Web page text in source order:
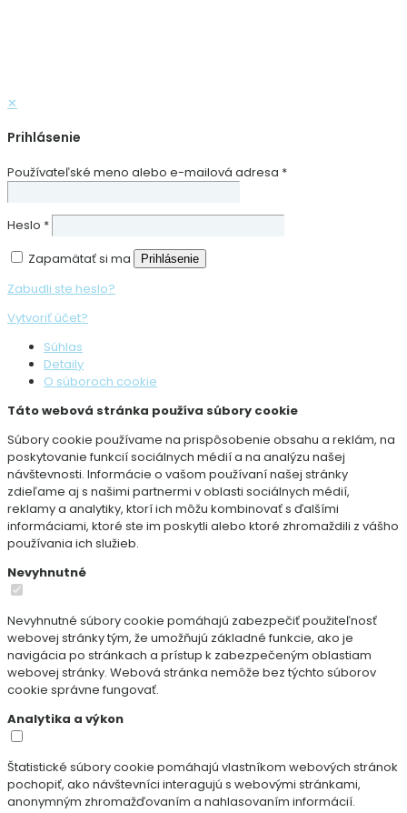
✕
Prihlásenie
Používateľské meno alebo e-mailová adresa *
Heslo *
Zapamätať si ma
Prihlásenie
Zabudli ste heslo?
Vytvoriť účet?
Súhlas
Detaily
O súboroch cookie
Táto webová stránka používa súbory cookie
Súbory cookie používame na prispôsobenie obsahu a reklám, na
poskytovanie funkcií sociálnych médií a na analýzu našej
návštevnosti. Informácie o vašom používaní našej stránky
zdieľame aj s našimi partnermi v oblasti sociálnych médií,
reklamy a analytiky, ktorí ich môžu kombinovať s ďalšími
informáciami, ktoré ste im poskytli alebo ktoré zhromaždili z vášho
používania ich služieb.
Nevyhnutné
Nevyhnutné súbory cookie pomáhajú zabezpečiť použiteľnosť
webovej stránky tým, že umožňujú základné funkcie, ako je
navigácia po stránkach a prístup k zabezpečeným oblastiam
webovej stránky. Webová stránka nemôže bez týchto súborov
cookie správne fungovať.
Analytika a výkon
Štatistické súbory cookie pomáhajú vlastníkom webových stránok
pochopiť, ako návštevníci interagujú s webovými stránkami,
anonymným zhromažďovaním a nahlasovaním informácií.